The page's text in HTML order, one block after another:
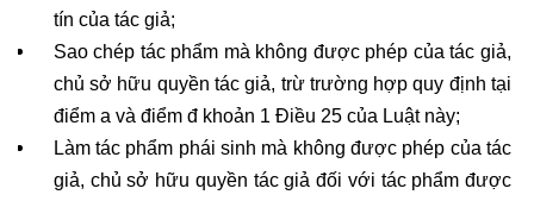
tín của tác giả;
Sao chép tác phẩm mà không được phép của tác giả,
chủ sở hữu quyền tác giả, trừ trường hợp quy định tại
điểm a và điểm đ khoản 1 Điều 25 của Luật này;
Làm tác phẩm phái sinh mà không được phép của tác
giả, chủ sở hữu quyền tác giả đối với tác phẩm được